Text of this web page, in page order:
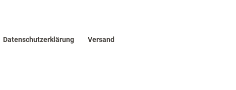
Datenschutzerklärung Versand